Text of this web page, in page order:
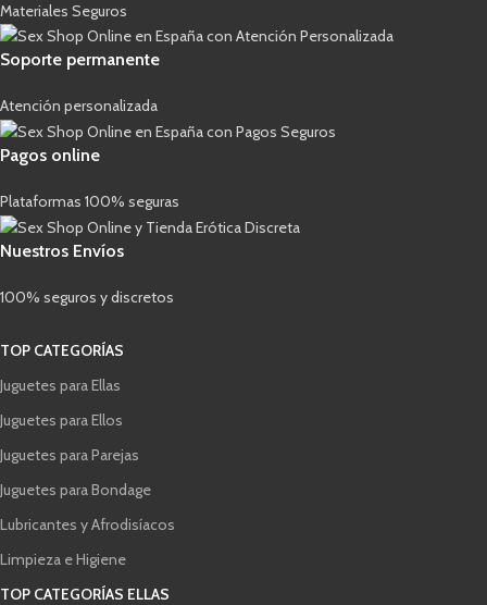
Materiales Seguros
Soporte permanente
Atención personalizada
Pagos online
Plataformas 100% seguras
Nuestros Envíos
100% seguros y discretos
TOP CATEGORÍAS
Juguetes para Ellas
Juguetes para Ellos
Juguetes para Parejas
Juguetes para Bondage
Lubricantes y Afrodisíacos
Limpieza e Higiene
TOP CATEGORÍAS ELLAS